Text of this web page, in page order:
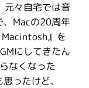
元々自宅では音
、Macの20周年
』を
にしてきたん
なくなった
ったけど、